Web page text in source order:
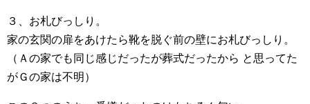
３、お札びっしり。
家の玄関の扉をあけたら靴を脱ぐ前の壁にお札びっしり。
（Ａの家でも同じ感じだったが葬式だったから と思ってた
がＧの家は不明）